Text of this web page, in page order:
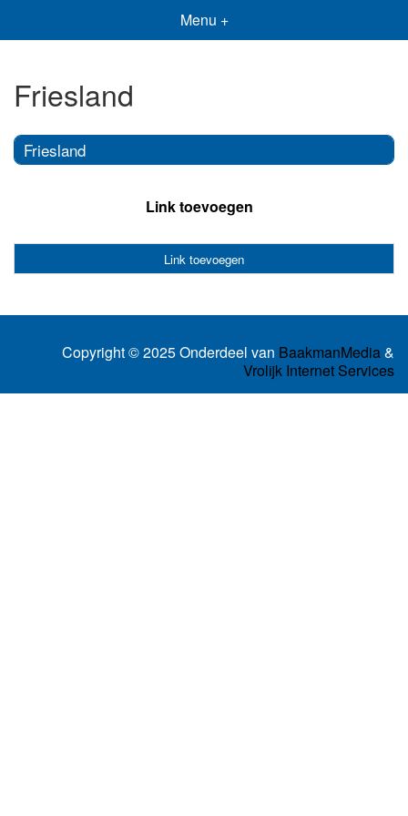
Menu +
Friesland
Friesland
Link toevoegen
Link toevoegen
Copyright © 2025 Onderdeel van BaakmanMedia&
Vrolijk Internet Services